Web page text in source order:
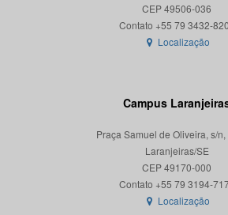
CEP 49506-036
Localização
Campus
Praça Samuel de Oliveira, s/n,
Laranjeiras/SE
CEP 49170-000
Localização